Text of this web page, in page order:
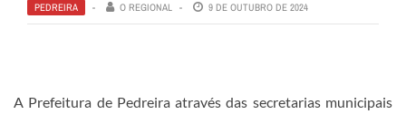
PEDREIRA O REGIONAL 9 DE OUTUBRO DE 2024
A Prefeitura de Pedreira através das secretarias municipais